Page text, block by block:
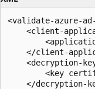
<validate-azure-
<client-
</client-
<decryption-
<key
</decryption-